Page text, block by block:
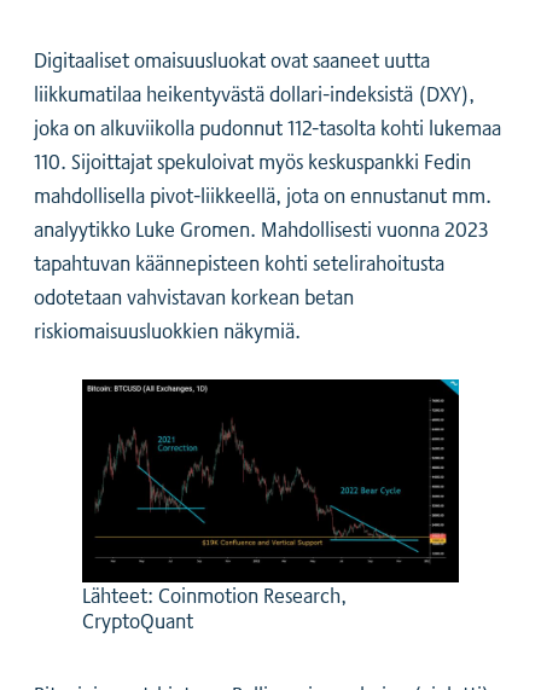
Digitaaliset omaisuusluokat ovat saaneet uutta
liikkumatilaa heikentyvästä dollari-indeksistä (DXY),
joka on alkuviikolla pudonnut 112-tasolta kohti lukemaa
110. Sijoittajat spekuloivat myös keskuspankki Fedin
mahdollisella pivot-liikkeellä, jota on ennustanut mm.
analyytikko Luke Gromen. Mahdollisesti vuonna 2023
tapahtuvan käännepisteen kohti setelirahoitusta
odotetaan vahvistavan korkean betan
riskiomaisuusluokkien näkymiä.
Lähteet: Coinmotion Research,
CryptoQuant